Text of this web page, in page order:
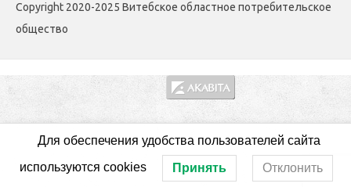
Copyright 2020-2025 Витебское областное потребительское
общество
Для обеспечения удобства пользователей сайта
используются cookies Принять Отклонить